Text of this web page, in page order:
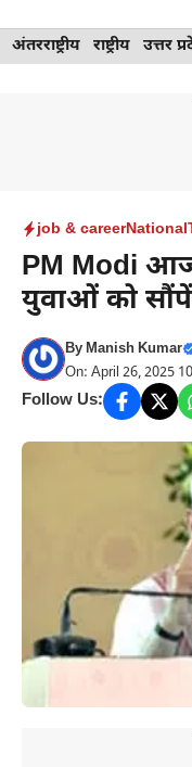
Skip
to
अंतरराष्ट्रीय राष्ट्रीय उत्तर
job & careerNational
PM Modi
युवाओं को
ByManish Kumar
On: April 26, 2025
Follow Us: